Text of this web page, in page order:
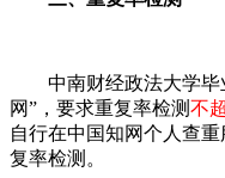
中南财经政法大学毕
网”，要求重复率检测不
自行在中国知网个人查重
复率检测。